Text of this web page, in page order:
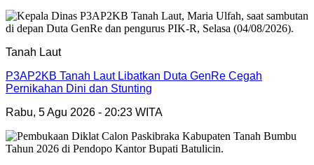
Tanah Laut
P3AP2KB Tanah Laut Libatkan Duta GenRe Cegah
Pernikahan Dini dan Stunting
Rabu, 5 Agu 2026 - 20:23 WITA